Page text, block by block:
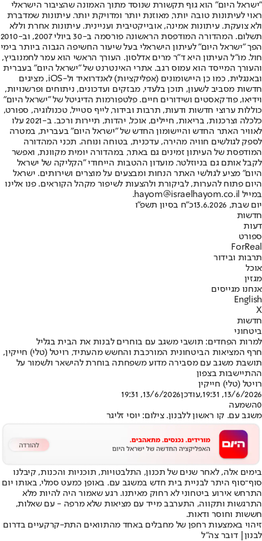
"ישראל היום" הוא גוף תקשורת שנוסד מתוך האמונה שהציבור הישראלי
ראוי לעיתונות טובה יותר, מאוזנת יותר ומדויקת יותר. עיתונות שמדברת
ולא צועקת. עיתונות אמינה, אובייקטיבית ועניינית. עיתונות אחרת וללא
תשלום. המהדורה המודפסת הראשונה פורסמה ב-30 ביולי 2007, וב-2010
הפך "ישראל היום" לעיתון הישראלי בעל שיעור החשיפה הגבוה ביותר בימי
חול. מו"ל העיתון היא ד"ר מרים אדלסון. העורך הראשי הוא עמר לחמנוביץ,
והעורך המייסד הוא עמוס רגב. אתרי האינטרנט של "ישראל היום" בעברית
ובאנגלית, כמו כן היישומונים (אפליקציות) לאנדרואיד ול-iOS, מציגים
חדשות מסביב לשעון, תוכן בלעדי, מבזקים ועדכונים, ניתוחים ופרשנויות,
וידיאו, פודקאסטים ושידורים חיים. פלטפורמות הדיגיטל של "ישראל היום"
כוללות ערוצי חדשות ודעות, תרבות ובידור, לייף סטייל, טכנולוגיה, ספורט,
כלכלה וצרכנות, בריאות, חיילים, אוכל, יהדות, תיירות ורכב. ב-2021 עלו
לאוויר האתר החדש והיישומון החדש של "ישראל היום" בעברית, במטרה
לספק לגולשים חוויה מהירה, עדכנית, בטוחה ונוחה. תכני המהדורה
המודפסת של העיתון זמינים גם באתר, במהדורה יומית מקוונת, ואפשר
לקבל אותם גם בניוזלטר. מועדון ההטבות הייחודי "הקליקה של ישראל
היום" מציע לגולשי האתר הנחות ומבצעים על מוצרים ושירותים. ישראל
היום פתוח להערות, לביקורת ולהצעות לשיפור מקהל הקוראים. פנו אלינו
במייל hayom@israelhayom.co.il.
יום שבת, 13.6.2026
כ"ח בסיון תשפ"ו
חדשות
דעות
ספורט
ForReal
תרבות ובידור
אוכל
מגזין
אנחנו מגייסים
English
X
חדשות
ביטחוני
למרות הפחדים: תושבי משגב עם בוחרים לבנות את הבית בגליל
חרף המציאות הביטחונית המורכבת והחשש מהעתיד, רויטל (טלי) חייקין,
תושבת משגב עם מסבירה מדוע משפחתה בוחרת להישאר ולשמור על
ההתיישבות בצפון
רויטל (טלי) חייקין
13/6/2026, 19:31
,עודכן13/6/2026, 19:31
0השמעה
משגב עם. קו ראשון ללבנון. צילום: יוסי זליגר
בימים אלה, לאחר שנים של תכנון, התלבטויות, תוכניות והכנות, קיבלנו
סוף־סוף היתר לבניית בית חדש במשגב עם. באופן כמעט סמלי, באותו יום
התרחש אירוע ביטחוני לא רחוק מאיתנו. רגע שאמור היה להיות מלא
התרגשות ותקווה, התערבב מייד עם מציאות שלא מרפה - עם שאלות,
חששות וחוסר ודאות.
זיהוי באמצעות רחפן של מחבלים באחד מהתוואים התת-קרקעיים בדרום
לבנון| דובר צה"ל